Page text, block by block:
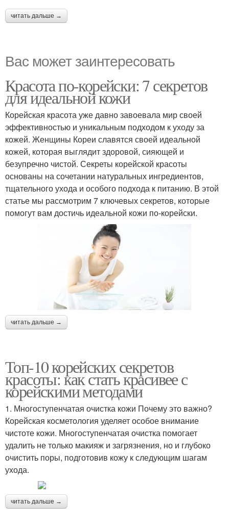
читать дальше →
Вас может заинтересовать
Красота по-корейски: 7 секретов
для идеальной кожи
Корейская красота уже давно завоевала мир своей
эффективностью и уникальным подходом к уходу за
кожей. Женщины Кореи славятся своей идеальной
кожей, которая выглядит здоровой, сияющей и
безупречно чистой. Секреты корейской красоты
основаны на сочетании натуральных ингредиентов,
тщательного ухода и особого подхода к питанию. В этой
статье мы рассмотрим 7 ключевых секретов, которые
помогут вам достичь идеальной кожи по-корейски.
читать дальше →
Топ-10 корейских секретов
красоты: как стать красивее с
корейскими методами
1. Многоступенчатая очистка кожи Почему это важно?
Корейская косметология уделяет особое внимание
чистоте кожи. Многоступенчатая очистка помогает
удалить не только макияж и загрязнения, но и глубоко
очистить поры, подготовив кожу к следующим шагам
ухода.
читать дальше →